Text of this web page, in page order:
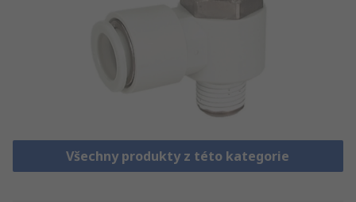
Všechny produkty z této kategorie